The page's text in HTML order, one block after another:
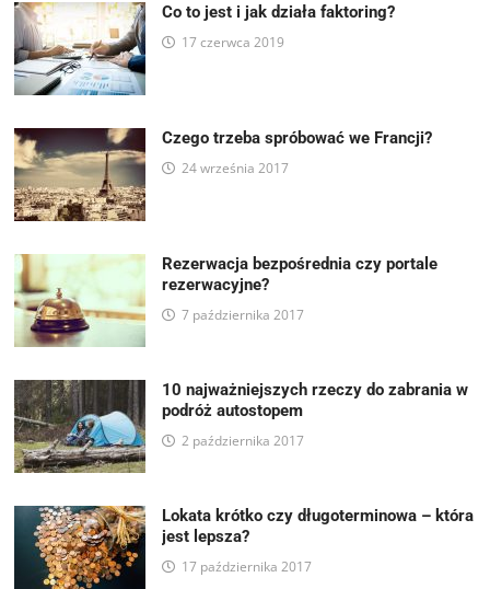
Co to jest i jak działa faktoring?
17 czerwca 2019
Czego trzeba spróbować we Francji?
24 września 2017
Rezerwacja bezpośrednia czy portale
rezerwacyjne?
7 października 2017
10 najważniejszych rzeczy do zabrania w
podróż autostopem
2 października 2017
Lokata krótko czy długoterminowa – która
jest lepsza?
17 października 2017